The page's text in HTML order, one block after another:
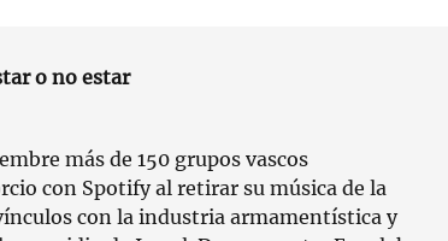
o no estar
más de 150 grupos vascos
con Spotify al retirar su música de la
con la industria armamentística y